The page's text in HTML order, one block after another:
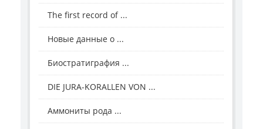
The first record of ...
Новые данные о ...
Биостратиграфия ...
DIE JURA-KORALLEN VON ...
Аммониты рода ...